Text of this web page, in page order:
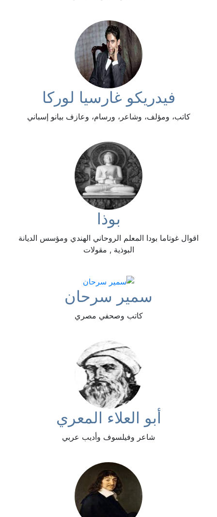
فيدريكو غارسيا لوركا
كاتب، ومؤلف، وشاعر، ورسام، وعازف بيانو إسباني
بوذا
اقوال غوتاما بودا المعلم الروحاني الهندي ومؤسس الديانة
البوذية , مقولات
سمير سرحان
كاتب وصحفي مصري
أبو العلاء المعري
شاعر وفيلسوف وأديب عربي